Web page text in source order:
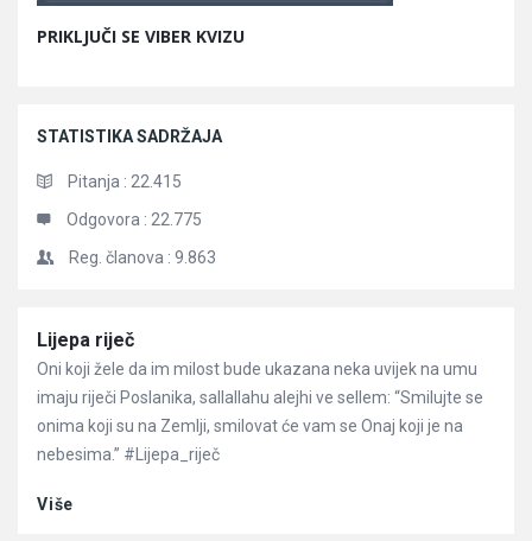
PRIKLJUČI SE VIBER KVIZU
STATISTIKA SADRŽAJA
Pitanja : 22.415
Odgovora : 22.775
Reg. članova : 9.863
Članci
Lijepa riječ
Oni koji žele da im milost bude ukazana neka uvijek na umu
imaju riječi Poslanika, sallallahu alejhi ve sellem: “Smilujte se
onima koji su na Zemlji, smilovat će vam se Onaj koji je na
nebesima.” #Lijepa_riječ
Više